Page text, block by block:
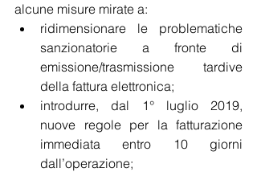
alcune misure mirate a:
ridimensionare le problematiche
sanzionatorie a fronte di
emissione/trasmissione tardive
della fattura elettronica;
introdurre, dal 1° luglio 2019,
nuove regole per la fatturazione
immediata entro 10 giorni
dall’operazione;